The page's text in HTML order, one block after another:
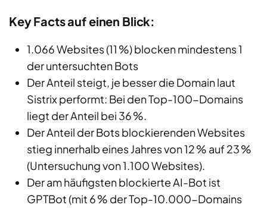
Key Facts auf einen Blick:
1.066 Websites (11 %) blocken mindestens 1
der untersuchten Bots
Der Anteil steigt, je besser die Domain laut
Sistrix performt: Bei den Top-100-Domains
liegt der Anteil bei 36 %.
Der Anteil der Bots blockierenden Websites
stieg innerhalb eines Jahres von 12 % auf 23 %
(Untersuchung von 1.100 Websites).
Der am häufigsten blockierte AI-Bot ist
GPTBot (mit 6 % der Top-10.000-Domains